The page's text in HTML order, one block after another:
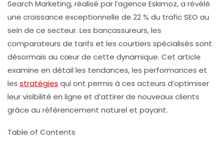
Search Marketing, réalisé par l’agence Eskimoz, a révélé
une croissance exceptionnelle de 22 % du trafic SEO au
sein de ce secteur. Les bancassureurs, les
comparateurs de tarifs et les courtiers spécialisés sont
désormais au cœur de cette dynamique. Cet article
examine en détail les tendances, les performances et
les stratégies qui ont permis à ces acteurs d’optimiser
leur visibilité en ligne et d’attirer de nouveaux clients
grâce au référencement naturel et payant.
Table of Contents